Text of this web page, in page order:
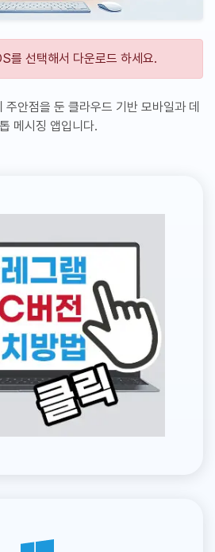
를 선택해서 다운로드 하세요.
안점을 둔 클라우드 기반 모바일과 데
메시징 앱입니다.